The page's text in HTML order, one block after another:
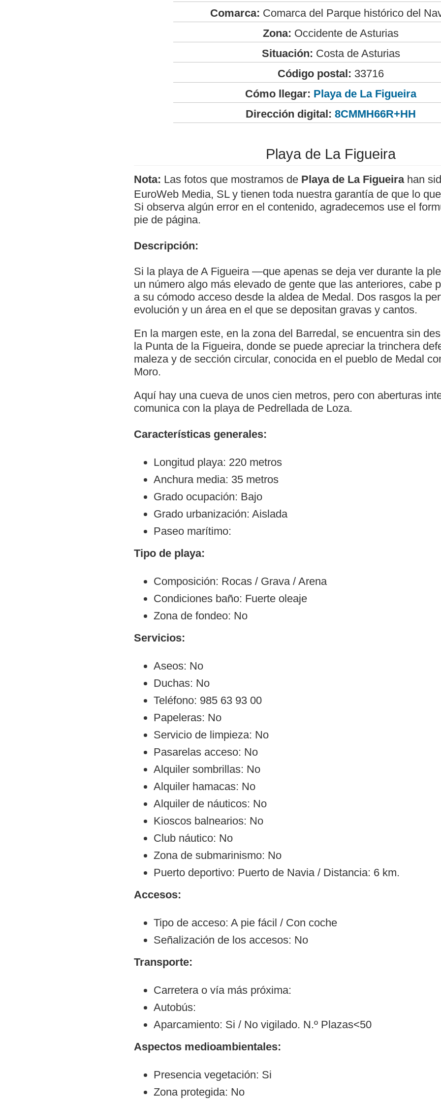
Comarca: Comarca del Parque histórico del
Zona: Occidente de Asturias
Situación: Costa de Asturias
Código postal: 33716
Cómo llegar: Playa de La Figueira
Dirección digital: 8CMMH66R+HH
Playa de La Figueira
Nota: Las fotos que mostramos de Playa de La Figueirahan
EuroWeb Media, SL y tienen toda nuestra garantía de que lo
Si observa algún error en el contenido, agradecemos use el
pie de página.
Descripción:
Si la playa de A Figueira —que apenas se deja ver durante la
un número algo más elevado de gente que las anteriores, cabe
a su cómodo acceso desde la aldea de Medal. Dos rasgos la
evolución y un área en el que se depositan gravas y cantos.
En la margen este, en la zona del Barredal, se encuentra sin
la Punta de la Figueira, donde se puede apreciar la trinchera
maleza y de sección circular, conocida en el pueblo de Medal
Moro.
Aquí hay una cueva de unos cien metros, pero con aberturas
comunica con la playa de Pedrellada de Loza.
Características generales:
Longitud playa: 220 metros
Anchura media: 35 metros
Grado ocupación: Bajo
Grado urbanización: Aislada
Paseo marítimo:
Tipo de playa:
Composición: Rocas / Grava / Arena
Condiciones baño: Fuerte oleaje
Zona de fondeo: No
Servicios:
Aseos: No
Duchas: No
Teléfono: 985 63 93 00
Papeleras: No
Servicio de limpieza: No
Pasarelas acceso: No
Alquiler sombrillas: No
Alquiler hamacas: No
Alquiler de náuticos: No
Kioscos balnearios: No
Club náutico: No
Zona de submarinismo: No
Puerto deportivo: Puerto de Navia / Distancia: 6 km.
Accesos:
Tipo de acceso: A pie fácil / Con coche
Señalización de los accesos: No
Transporte:
Carretera o vía más próxima:
Autobús:
Aparcamiento: Si / No vigilado. N.º Plazas<50
Aspectos medioambientales:
Presencia vegetación: Si
Zona protegida: No